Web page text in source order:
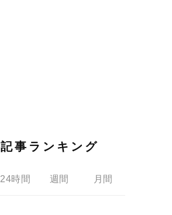
記事ランキング
24時間 週間 月間